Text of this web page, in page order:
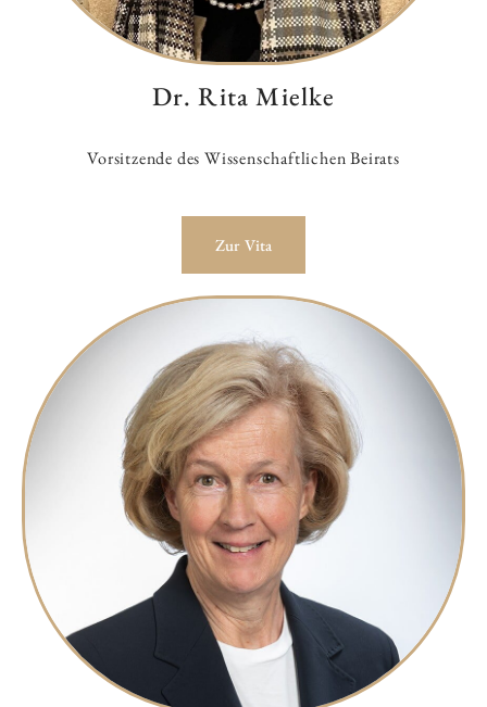
Dr. Rita Mielke
Vorsitzende des Wissenschaftlichen Beirats
Zur Vita